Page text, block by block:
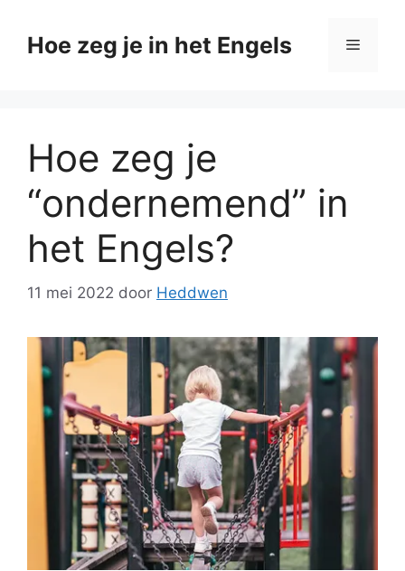
naarHoe zeg je in het Engels Menu
Hoe zeg je
“ondernemend” in
het Engels?
11 mei 2022 door Heddwen